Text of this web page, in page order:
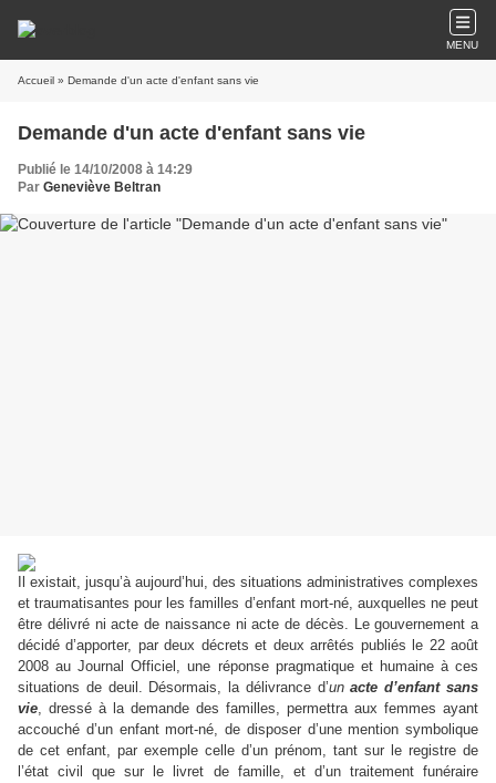
MENU
Accueil » Demande d'un acte d'enfant sans vie
Demande d'un acte d'enfant sans vie
Publié le 14/10/2008 à 14:29
Par Geneviève Beltran
Il existait, jusqu’à aujourd’hui, des situations administratives complexes
et traumatisantes pour les familles d’enfant mort-né, auxquelles ne peut
être délivré ni acte de naissance ni acte de décès. Le gouvernement a
décidé d’apporter, par deux décrets et deux arrêtés publiés le 22 août
2008 au Journal Officiel, une réponse pragmatique et humaine à ces
situations de deuil. Désormais, la délivrance d’unacte d’enfant sans
vie, dressé à la demande des familles, permettra aux femmes ayant
accouché d’un enfant mort-né, de disposer d’une mention symbolique
de cet enfant, par exemple celle d’un prénom, tant sur le registre de
l’état civil que sur le livret de famille, et d’un traitement funéraire